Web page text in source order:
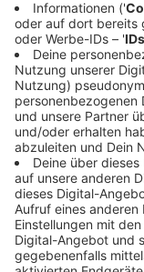
Comedy
Atze
endet"